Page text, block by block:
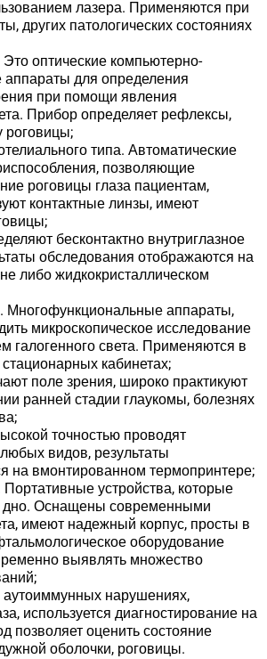
лазера. Применяются при
других патологических состояниях
оптические компьютерно-
аппараты для определения
при помощи явления
Прибор определяет рефлексы,
роговицы;
типа. Автоматические
позволяющие
роговицы глаза пациентам,
контактные линзы, имеют
бесконтактно внутриглазное
обследования отображаются на
либо жидкокристаллическом
аппараты,
микроскопическое исследование
галогенного света. Применяются в
кабинетах;
поле зрения, широко практикуют
ранней стадии глаукомы, болезнях
точностью проводят
видов, результаты
на вмонтированном термопринтере;
устройства, которые
дно. Оснащены современными
имеют надежный корпус, просты в
оборудование
выявлять множество
нарушениях,
используется диагностирование на
позволяет оценить состояние
оболочки, роговицы.